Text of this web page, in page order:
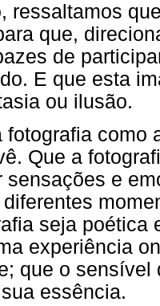
ressaltamos
que,
de
E que esta
ou ilusão.
fotografia como
Que a
sensações e
seja poética
experiência
que o sensível
essência.